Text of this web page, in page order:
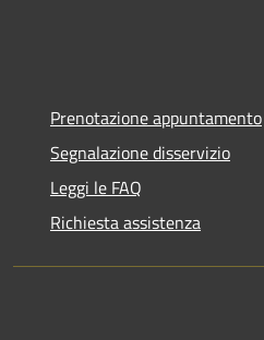
Prenotazione appuntamento
Segnalazione disservizio
Leggi le FAQ
Richiesta assistenza